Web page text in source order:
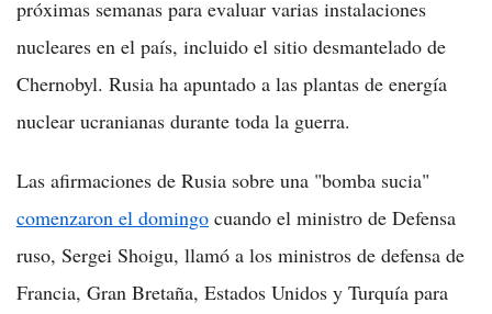
próximas semanas para evaluar varias instalaciones
nucleares en el país, incluido el sitio desmantelado de
Chernobyl. Rusia ha apuntado a las plantas de energía
nuclear ucranianas durante toda la guerra.
Las afirmaciones de Rusia sobre una "bomba sucia"
comenzaron el domingo cuando el ministro de Defensa
ruso, Sergei Shoigu, llamó a los ministros de defensa de
Francia, Gran Bretaña, Estados Unidos y Turquía para